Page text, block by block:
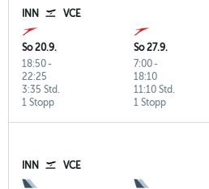
INN VCE
So 20.9.
18:50-
22:25
1 Stopp
3:35 Std.
So 27.9.
7:00-
18:10
1 Stopp
11:10 Std.
INN VCE